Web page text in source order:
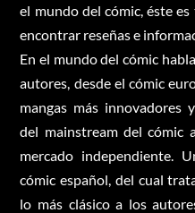
el mundo del cómic, éste
encontrar reseñas e
En el mundo del cómic
autores, desde el cómic
mangas más innovadores
del mainstream del cómic
mercado independiente.
cómic español, del cual
lo más clásico a los